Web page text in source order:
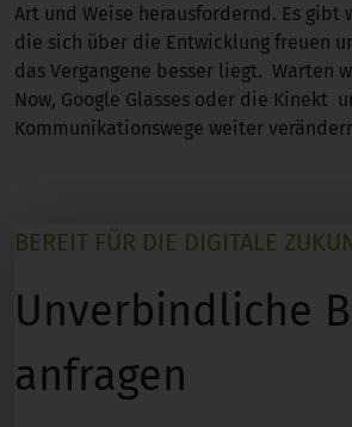
Art und Weise herausfordernd. Es gibt
die sich über die Entwicklung freuen
das Vergangene besser liegt. Warten
Now, Google Glasses oder die Kinekt
Kommunikationswege weiter
BEREIT FÜR DIE DIGITALE
Unverbindliche
anfragen